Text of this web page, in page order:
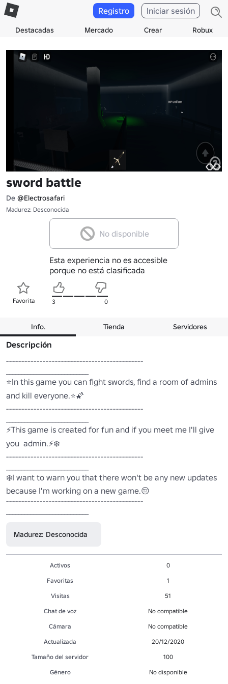
Destacadas Mercado Crear Robux
Registro Iniciar sesión
sword battle
De @Electrosafari
Madurez: Desconocida
No disponible
Esta experiencia no es accesible
porque no está clasificada
Favorita 3 0
Info. Tienda Servidores
Descripción
---------------------------------------------
⭐In this game you can fight swords, find a room of admins
and kill everyone.⭐🌠
---------------------------------------------
⚡This game is created for fun and if you meet me I'll give
you  admin.⚡❄️
---------------------------------------------
❄️I want to warn you that there won't be any new updates
because I'm working on a new game.😔
---------------------------------------------
Madurez: Desconocida
Activos
0
Favoritas
1
Visitas
51
Chat de voz
No compatible
Cámara
No compatible
Actualizada
20/12/2020
Tamaño del servidor
100
Género
No disponible